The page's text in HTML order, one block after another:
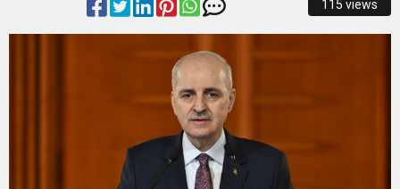
Başkan Şadi Özdemir, Esentepeliler’i dinledi
İzmir Büyükşehir Belediyesi’nden Zübeyde
Hanım Stadı açıklaması: Süreç emin adımlarla
Osmangazi’de Kaldırımlar İşgalden Temizlendi
SATRANÇTA BURSA BÜYÜKŞEHİR FARKI
115 views